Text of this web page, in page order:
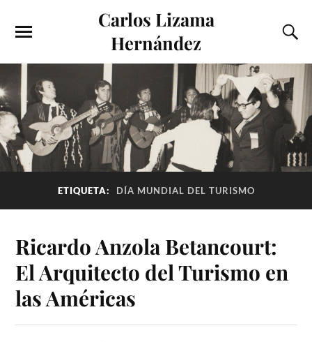
Carlos Lizama
Hernández
ETIQUETA: DÍA MUNDIAL DEL TURISMO
Ricardo Anzola Betancourt:
El Arquitecto del Turismo en
las Américas